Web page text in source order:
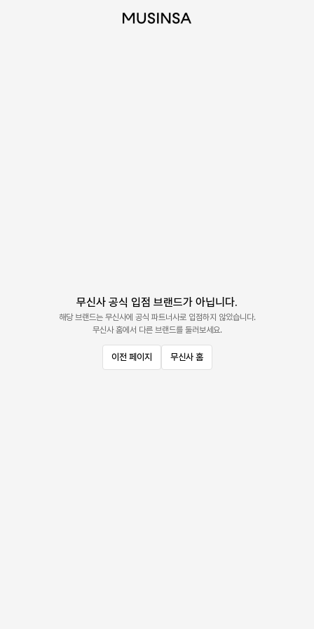
무신사 공식 입점 브랜드가 아닙니다.
해당 브랜드는 무신사에 공식 파트너사로 입점하지 않았습니다.
무신사 홈에서 다른 브랜드를 둘러보세요.
이전 페이지 무신사 홈